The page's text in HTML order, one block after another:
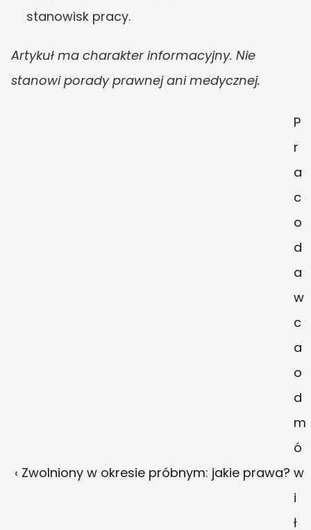
stanowisk pracy.
Artykuł ma charakter informacyjny. Nie
stanowi porady prawnej ani medycznej.
‹ Zwolniony w okresie próbnym: jakie prawa?
P
r
a
c
o
d
a
w
c
a
o
d
m
ó
w
i
ł